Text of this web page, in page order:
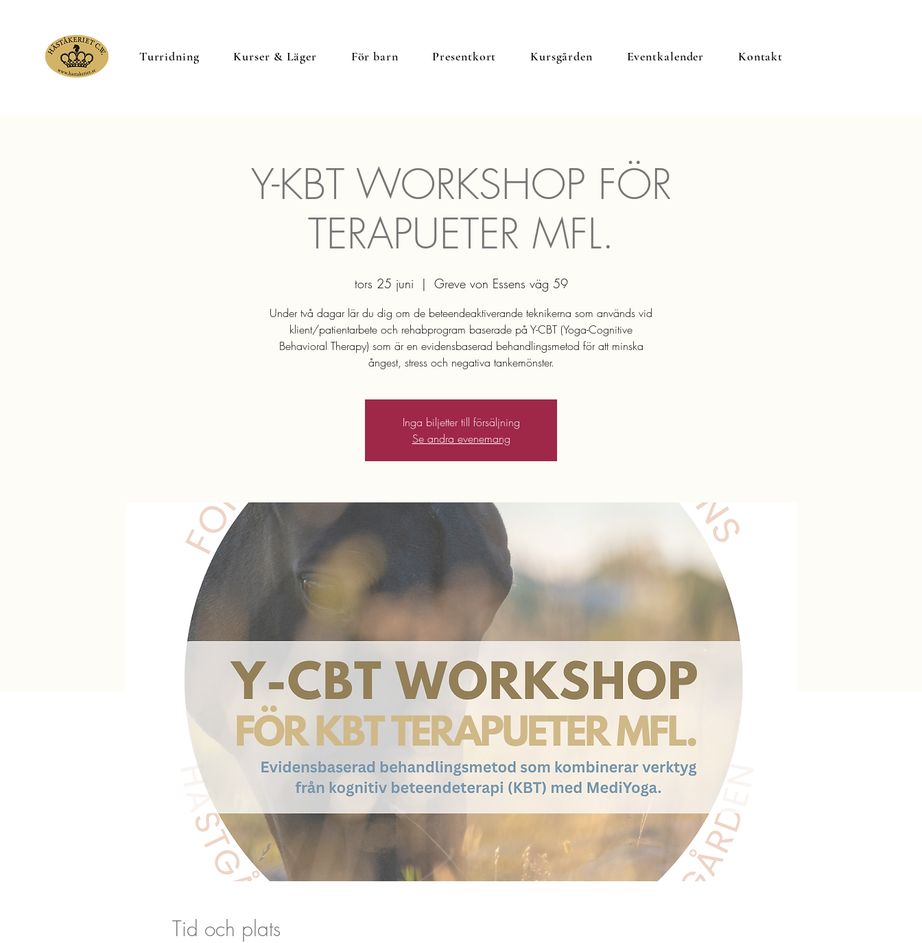
Turridning Kurser & Läger För barn Presentkort Kursgården Eventkalender Kontakt
Y-KBT WORKSHOP FÖR
TERAPUETER MFL.
tors 25 juni
  |
Greve von Essens väg 59
Under två dagar lär du dig om de beteendeaktiverande teknikerna som används vid
klient/patientarbete och rehabprogram baserade på Y-CBT (Yoga-Cognitive
Behavioral Therapy) som är en evidensbaserad behandlingsmetod för att minska
ångest, stress och negativa tankemönster.
Inga biljetter till försäljning
Se andra evenemang
Tid och plats